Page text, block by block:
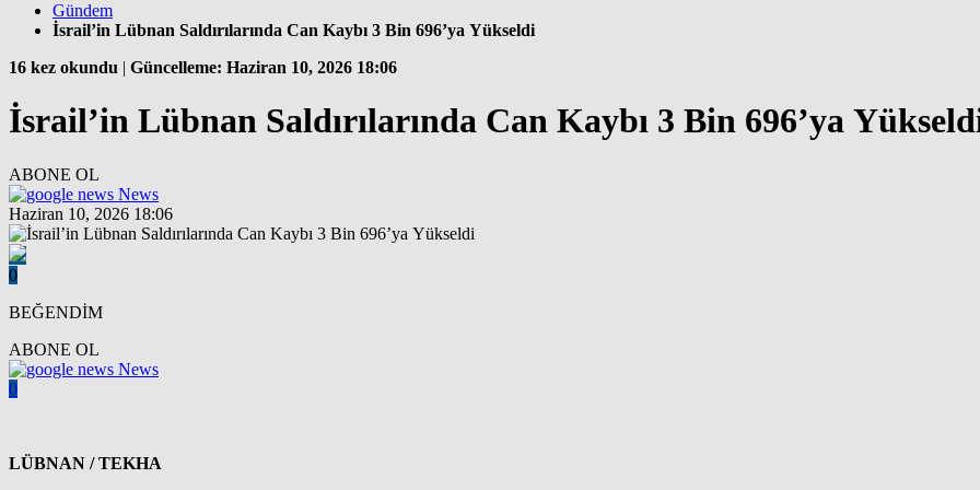
Gündem
İsrail’in Lübnan Saldırılarında Can Kaybı 3 Bin 696’ya Yükseldi
16 kez okundu | Güncelleme: Haziran 10, 2026 18:06
İsrail’in Lübnan Saldırılarında Can Kaybı 3 Bin 696’ya
ABONE OL
News
Haziran 10, 2026 18:06
0
BEĞENDİM
ABONE OL
News
0
LÜBNAN / TEKHA